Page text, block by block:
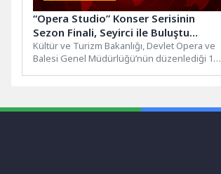
“Opera Studio” Konser Serisinin
Sezon Finali, Seyirci ile Buluştu…
Kültür ve Turizm Bakanlığı, Devlet Opera ve
Balesi Genel Müdürlüğü’nün düzenlediği 17.